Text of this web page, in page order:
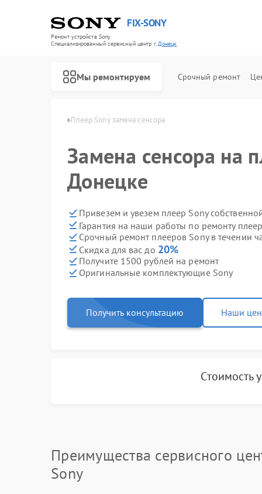
FIX-SONY
Ремонт устройств Sony
Специализированный cервисный центр г.Донецк
Мы ремонтируем Срочный ремонт
Плеер Sony замена сенсора
Замена сенсора на
Донецке
Привезем и увезем плеер Sony
Гарантия на наши работы по ремонту
Срочный ремонт плееров Sony в течении
Скидка для вас до 20%
Получите 1500 рублей на ремонт
Оригинальные комплектующие Sony
Получить консультацию Наши
Стоимость
Преимущества сервисного
Sony